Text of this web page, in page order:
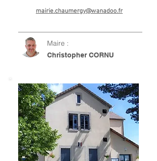
mairie.chaumergy@wanadoo.fr
Maire :
Christopher CORNU